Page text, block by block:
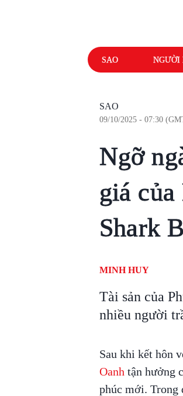
SAO NGƯỜI
SAO
09/10/2025 - 07:30
Ngỡ
giá
Shark
MINH HUY
Tài sản của
nhiều người
Sau khi kết hôn
Oanh tận hưởng
phúc mới. Trong